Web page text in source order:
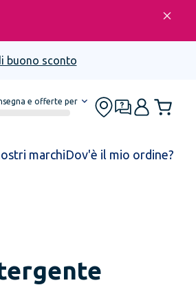
buono sconto
e offerte per
marchiDov'è il mio ordine?